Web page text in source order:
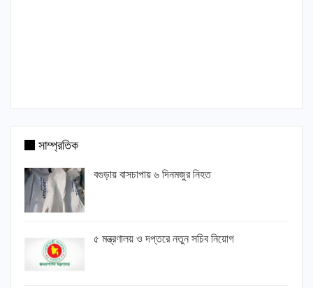
সাম্প্রতিক
বগুড়ায় বাসচাপায় ৬ দিনমজুর নিহত
৫ মন্ত্রণালয় ও দপ্তরে নতুন সচিব নিয়োগ